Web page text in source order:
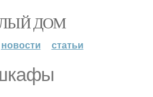
ДОМ
новости статьи